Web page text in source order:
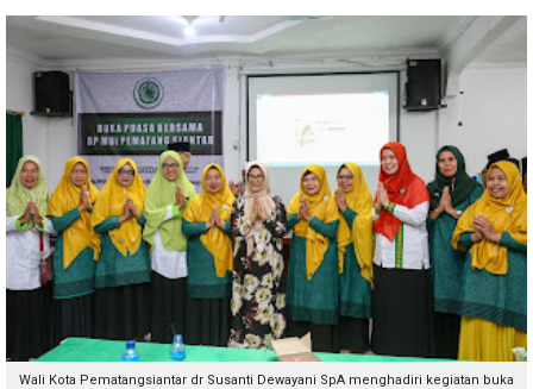
Wali Kota Pematangsiantar dr Susanti Dewayani SpA menghadiri kegiatan buka